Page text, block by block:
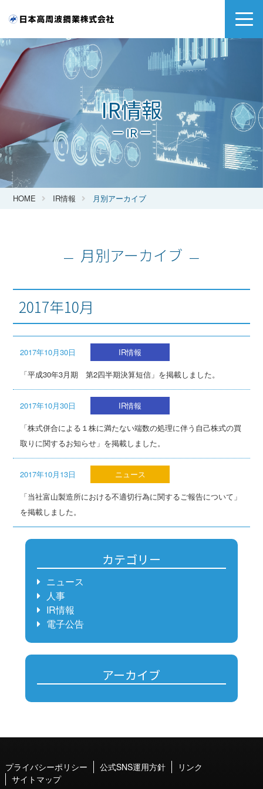
IR情報
ー IR ー
HOME IR情報 月別アーカイブ
月別アーカイブ
2017年10月
2017年10月30日
IR情報
「平成30年3月期 第2四半期決算短信」を掲載しました。
2017年10月30日
IR情報
「株式併合による１株に満たない端数の処理に伴う自己株式の買
取りに関するお知らせ」を掲載しました。
2017年10月13日
ニュース
「当社富山製造所における不適切行為に関するご報告について」
を掲載しました。
カテゴリー
ニュース
人事
IR情報
電子公告
アーカイブ
プライバシーポリシー 公式SNS運用方針
リンク
サイトマップ